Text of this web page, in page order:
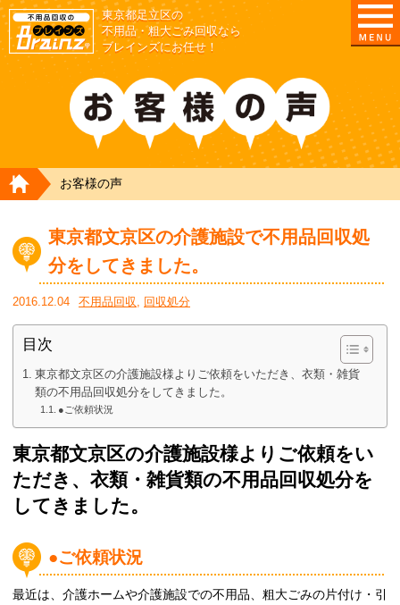
東京都足立区の
不用品・粗大ごみ回収なら
ブレインズにお任せ！
HOME
お客様の声
東京都文京区の介護施設で不用品回収処
分をしてきました。
2016.12.04 不用品回収, 回収処分
目次
東京都文京区の介護施設様よりご依頼をいただき、衣類・雑貨
類の不用品回収処分をしてきました。
●ご依頼状況
東京都文京区の介護施設様よりご依頼をい
ただき、衣類・雑貨類の不用品回収処分を
してきました。
●ご依頼状況
最近は、介護ホームや介護施設での不用品、粗大ごみの片付け・引